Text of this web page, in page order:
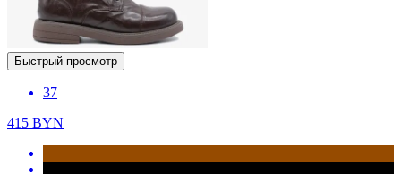
Быстрый просмотр
37
415 BYN